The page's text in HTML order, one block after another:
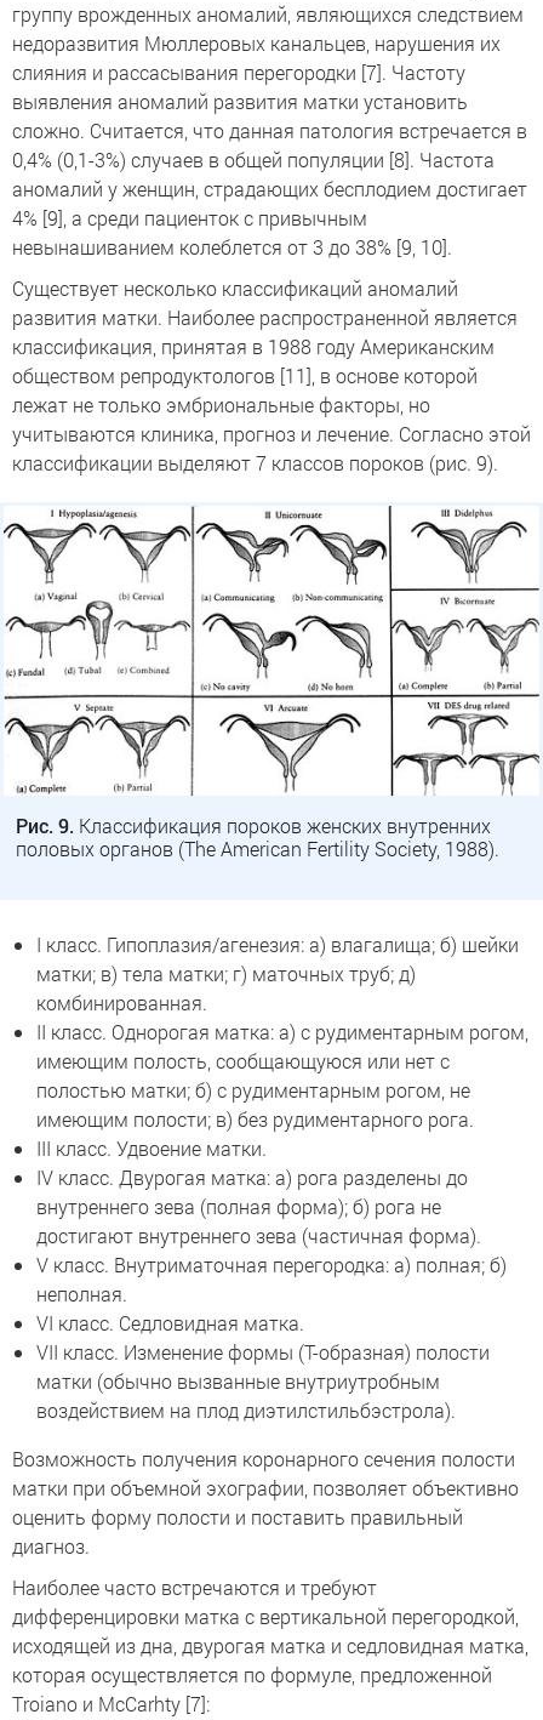
группу врожденных аномалий, являющихся следствием
недоразвития Мюллеровых канальцев, нарушения их
слияния и рассасывания перегородки [7]. Частоту
выявления аномалий развития матки установить
сложно. Считается, что данная патология встречается в
0,4% (0,1-3%) случаев в общей популяции [8]. Частота
аномалий у женщин, страдающих бесплодием достигает
4% [9], а среди пациенток с привычным
невынашиванием колеблется от 3 до 38% [9, 10].
Существует несколько классификаций аномалий
развития матки. Наиболее распространенной является
классификация, принятая в 1988 году Американским
обществом репродуктологов [11], в основе которой
лежат не только эмбриональные факторы, но
учитываются клиника, прогноз и лечение. Согласно этой
классификации выделяют 7 классов пороков (рис. 9).
Рис. 9. Классификация пороков женских внутренних
половых органов (The American Fertility Society, 1988).
I класс. Гипоплазия/агенезия: а) влагалища; б) шейки
матки; в) тела матки; г) маточных труб; д)
комбинированная.
II класс. Однорогая матка: а) с рудиментарным рогом,
имеющим полость, сообщающуюся или нет с
полостью матки; б) с рудиментарным рогом, не
имеющим полости; в) без рудиментарного рога.
III класс. Удвоение матки.
IV класс. Двурогая матка: а) рога разделены до
внутреннего зева (полная форма); б) рога не
достигают внутреннего зева (частичная форма).
V класс. Внутриматочная перегородка: а) полная; б)
неполная.
VI класс. Седловидная матка.
VII класс. Изменение формы (Т-образная) полости
матки (обычно вызванные внутриутробным
воздействием на плод диэтилстильбэстрола).
Возможность получения коронарного сечения полости
матки при объемной эхографии, позволяет объективно
оценить форму полости и поставить правильный
диагноз.
Наиболее часто встречаются и требуют
дифференцировки матка с вертикальной перегородкой,
исходящей из дна, двурогая матка и седловидная матка,
которая осуществляется по формуле, предложенной
Тroiano и МcСarhty [7]: